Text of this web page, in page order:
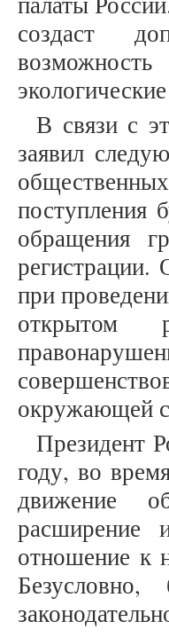
создаст
В связи с
заявил
поступления
обращения
регистрации.
при
открытом
окружающей
Президент
году, во
движение
расширение
отношение к